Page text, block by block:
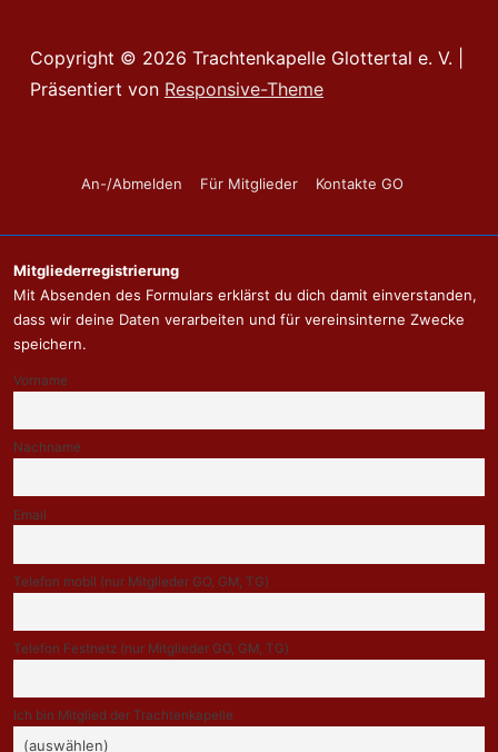
Copyright © 2026 Trachtenkapelle Glottertal e. V.
Präsentiert von Responsive-Theme
Footer-
An-/Abmelden Für Mitglieder Kontakte GO
Mitgliederregistrierung
Mit Absenden des Formulars erklärst du dich damit einverstanden,
dass wir deine Daten verarbeiten und für vereinsinterne Zwecke
speichern.
Vorname
Nachname
Email
Telefon mobil (nur Mitglieder GO, GM, TG)
Telefon Festnetz (nur Mitglieder GO, GM, TG)
Ich bin Mitglied der Trachtenkapelle